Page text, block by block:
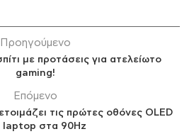
Προηγούμενο
με προτάσεις για ατελείωτο
gaming!
Επόμενο
τις πρώτες οθόνες OLED
laptop στα 90Hz